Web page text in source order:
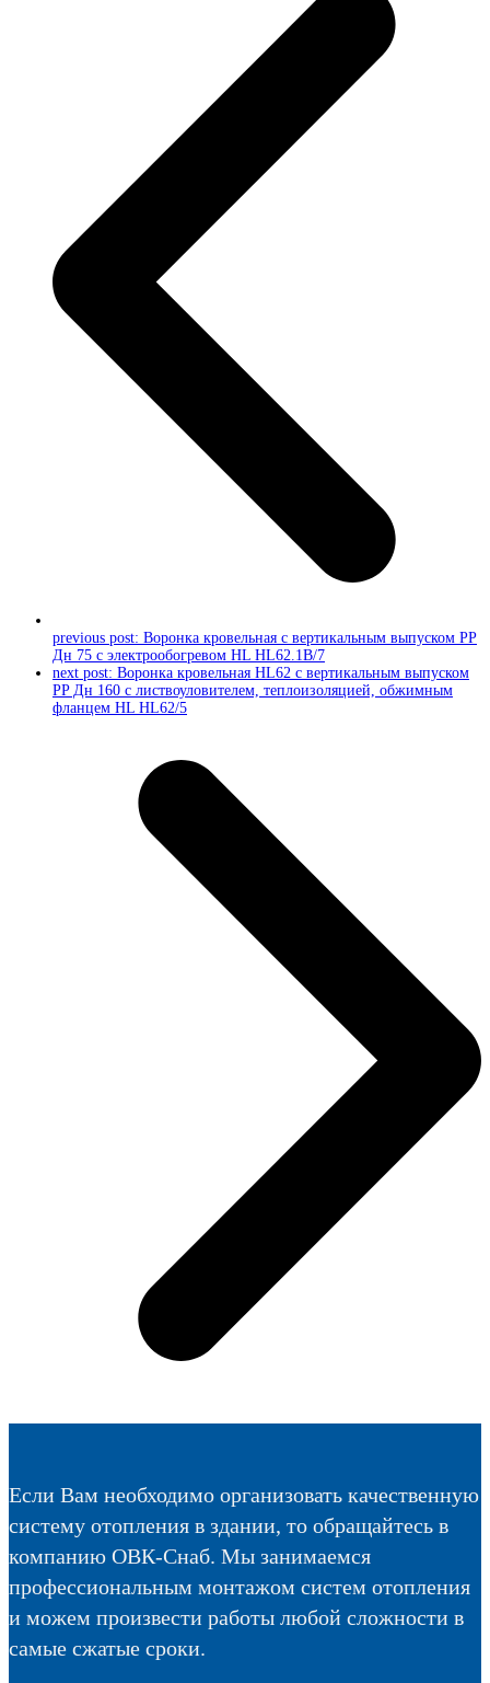
previous post: Воронка кровельная с вертикальным выпуском PP
Дн 75 с электрообогревом HL HL62.1B/7
next post: Воронка кровельная HL62 с вертикальным выпуском
PP Дн 160 с листвоуловителем, теплоизоляцией, обжимным
фланцем HL HL62/5
Если Вам необходимо организовать качественную
систему отопления в здании, то обращайтесь в
компанию ОВК-Снаб. Мы занимаемся
профессиональным монтажом систем отопления
и можем произвести работы любой сложности в
самые сжатые сроки.